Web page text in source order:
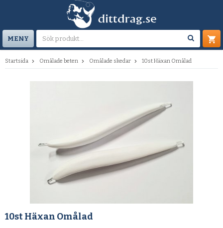
MENY
Startsida Omålade beten Omålade skedar 10st Häxan Omålad
10st Häxan Omålad